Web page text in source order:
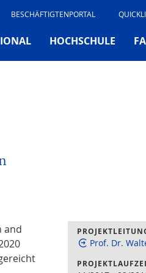
BESCHÄFTIGTENPORTAL
HOCHSCHULE
and
Prof. Dr.